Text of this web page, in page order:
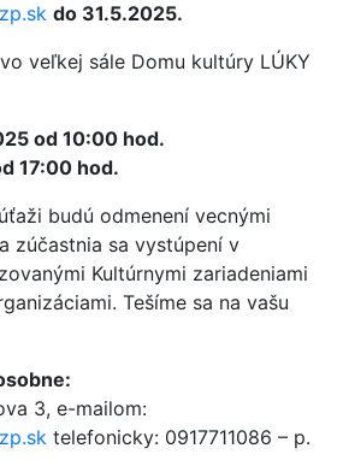
do 31.5.2025.
veľkej sále Domu kultúry LÚKY
od 10:00 hod.
17:00 hod.
budú odmenení vecnými
zúčastnia sa vystúpení v
Kultúrnymi zariadeniami
Tešíme sa na vašu
3, e-mailom:
telefonicky: 0917711086 – p.